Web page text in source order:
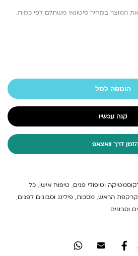
את המוצר במחיר סיטונאי משתלם לפי כמות.
הוספה לסל
קנה עכשיו
הזמן דרך וואצאפ
וטיפולי פנים, טיפוח אישי, כל
קרקפת הראש, מסכות, פילינג וסבונים לפנים,
וסבונים